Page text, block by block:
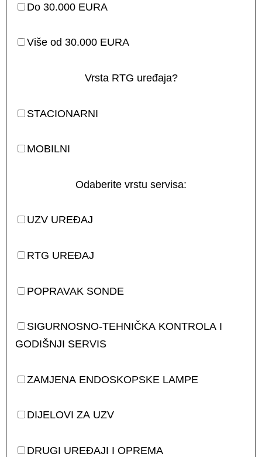
Do 30.000 EURA
Više od 30.000 EURA
Vrsta RTG uređaja?
STACIONARNI
MOBILNI
Odaberite vrstu servisa:
UZV UREĐAJ
RTG UREĐAJ
POPRAVAK SONDE
SIGURNOSNO-TEHNIČKA KONTROLA I
GODIŠNJI SERVIS
ZAMJENA ENDOSKOPSKE LAMPE
DIJELOVI ZA UZV
DRUGI UREĐAJI I OPREMA